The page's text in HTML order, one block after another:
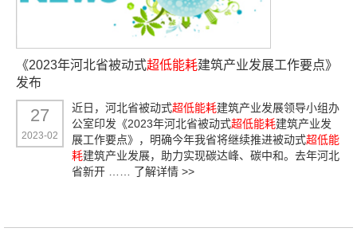
《2023年河北省被动式超低能耗建筑产业发展工作要点》
发布
27
2023-02
近日，河北省被动式超低能耗建筑产业发展领导小组办
公室印发《2023年河北省被动式超低能耗建筑产业发
展工作要点》，明确今年我省将继续推进被动式超低能
耗建筑产业发展，助力实现碳达峰、碳中和。去年河北
省新开 …… 了解详情 >>